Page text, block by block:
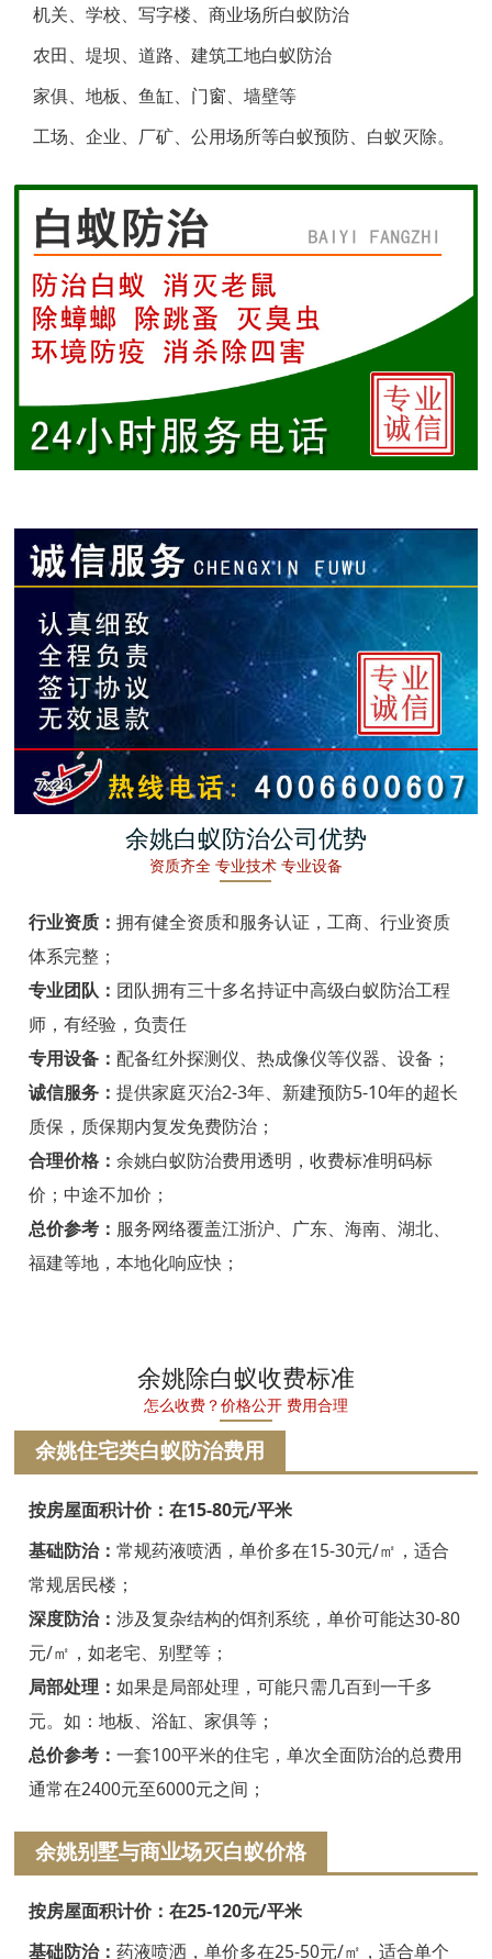
响水白蚁防治
滨海白蚁防治
阜宁白蚁防治
射阳白蚁防治
建湖白蚁防治
东台白蚁防治
涟水白蚁防治
金湖白蚁防治
杭州白蚁防治
建德白蚁防治
桐庐白蚁防治
淳安白蚁防治
宁波白蚁防治
象山白蚁防治
温州白蚁防治
瑞安白蚁防治
乐清白蚁防治
龙港白蚁防治
永嘉白蚁防治
平阳白蚁防治
嘉兴白蚁防治
平湖白蚁防治
海宁白蚁防治
嘉善白蚁防治
海盐白蚁防治
湖州白蚁防治
长兴白蚁防治
安吉白蚁防治
机关、学校、写字楼、商业场所白蚁防治
农田、堤坝、道路、建筑工地白蚁防治
家俱、地板、鱼缸、门窗、墙壁等
工场、企业、厂矿、公用场所等白蚁预防、白蚁灭除。
余姚白蚁防治公司优势
资质齐全 专业技术 专业设备
行业资质： 拥有健全资质和服务认证，工商、行业资质
体系完整；
专业团队： 团队拥有三十多名持证中高级白蚁防治工程
师，有经验，负责任
专用设备： 配备红外探测仪、热成像仪等仪器、设备；
诚信服务： 提供家庭灭治2-3年、新建预防5-10年的超长
质保，质保期内复发免费防治；
合理价格： 余姚白蚁防治费用透明，收费标准明码标
价；中途不加价；
总价参考： 服务网络覆盖江浙沪、广东、海南、湖北、
福建等地，本地化响应快；
余姚除白蚁收费标准
怎么收费？价格公开 费用合理
余姚住宅类白蚁防治费用
按房屋面积计价：在15-80元/平米
基础防治： 常规药液喷洒，单价多在15-30元/㎡，适合
常规居民楼；
深度防治： 涉及复杂结构的饵剂系统，单价可能达30-80
元/㎡，如老宅、别墅等；
局部处理： 如果是局部处理，可能只需几百到一千多
元。如：地板、浴缸、家俱等；
总价参考： 一套100平米的住宅，单次全面防治的总费用
通常在2400元至6000元之间；
余姚别墅与商业场灭白蚁价格
按房屋面积计价：在25-120元/平米
基础防治： 药液喷洒，单价多在25-50元/㎡，适合单个